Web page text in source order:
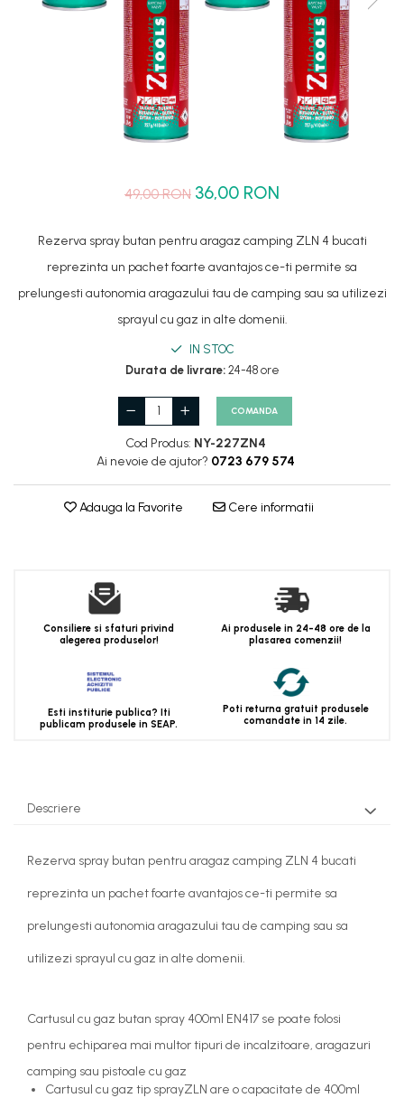
Set dus complet echipat
Suport prindere para dus
Baterii cada-Coloana dus
Dus baie complet
49,00 RON 36,00 RON
Rezerva spray butan pentru aragaz camping ZLN 4 bucati
reprezinta un pachet foarte avantajos ce-ti permite sa
prelungesti autonomia aragazului tau de camping sau sa utilizezi
sprayul cu gaz in alte domenii.
IN STOC
Durata de livrare:24-48 ore
COMANDA
Cod Produs: NY-227ZN4
Ai nevoie de ajutor? 0723 679 574
Adauga la Favorite Cere informatii
Consiliere si sfaturi privind
alegerea produselor!
Ai produsele in 24-48 ore de la
plasarea comenzii!
Esti institurie publica? Iti
publicam produsele in SEAP.
Poti returna gratuit produsele
comandate in 14 zile.
Descriere
Rezerva spray butan pentru aragaz camping ZLN 4 bucati
reprezinta un pachet foarte avantajos ce-ti permite sa
prelungesti autonomia aragazului tau de camping sau sa
utilizezi sprayul cu gaz in alte domenii.
Cartusul cu gaz butan spray 400ml EN417 se poate folosi
pentru echiparea mai multor tipuri de incalzitoare, aragazuri
camping sau pistoale cu gaz
Cartusul cu gaz tip sprayZLN are o capacitate de 400ml